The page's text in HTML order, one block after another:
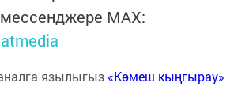
MАХ:
язылыгыз «Көмеш кыңгырау»